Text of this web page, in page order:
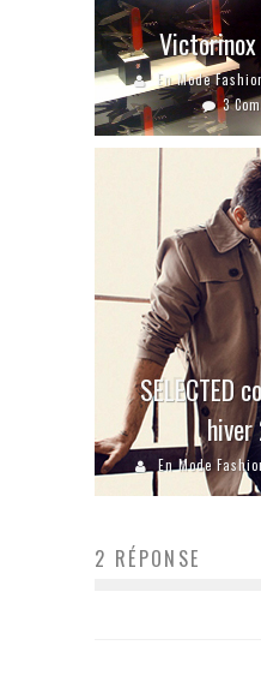
Victorinox
En Mode
3
SELECTED
hiver
En Mode
2 RÉPONSE